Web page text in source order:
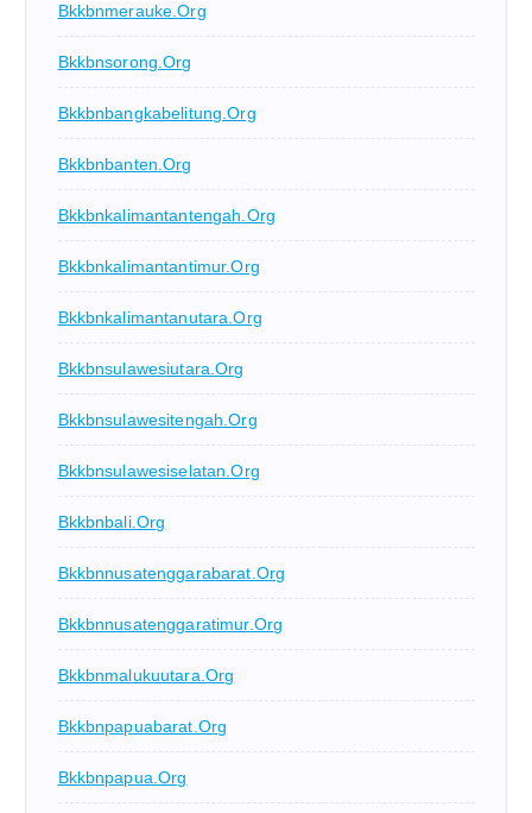
Bkkbnmerauke.org
Bkkbnsorong.org
Bkkbnbangkabelitung.org
Bkkbnbanten.org
Bkkbnkalimantantengah.org
Bkkbnkalimantantimur.org
Bkkbnkalimantanutara.org
Bkkbnsulawesiutara.org
Bkkbnsulawesitengah.org
Bkkbnsulawesiselatan.org
Bkkbnbali.org
Bkkbnnusatenggarabarat.org
Bkkbnnusatenggaratimur.org
Bkkbnmalukuutara.org
Bkkbnpapuabarat.org
Bkkbnpapua.org